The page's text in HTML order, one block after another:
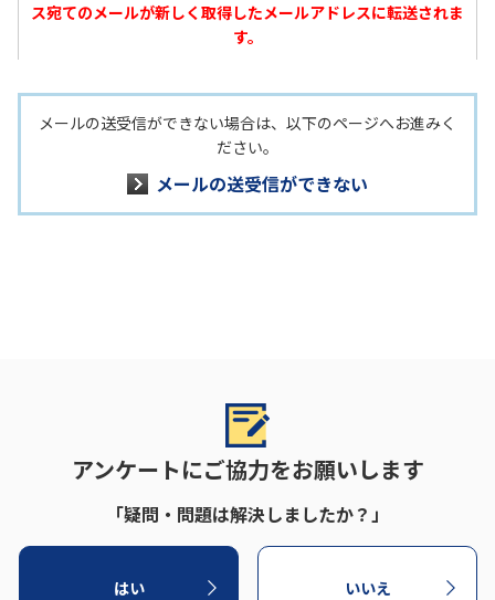
ス宛てのメールが新しく取得したメールアドレスに転送されま
す。
メールの送受信ができない場合は、以下のページへお進みく
ださい。
メールの送受信ができない
アンケートにご協力をお願いします
「疑問・問題は解決しましたか？」
はい いいえ